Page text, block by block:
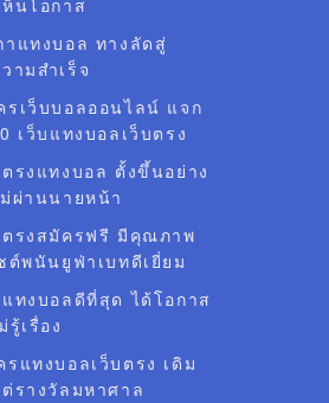
นโอกาส
าแทงบอล ทางลัดสู่
ามสำเร็จ
รเว็บบอลออนไลน์ แจก
เว็บแทงบอลเว็บตรง
ตรงแทงบอล ตั้งขึ้นอย่าง
ผ่านนายหน้า
ตรงสมัครฟรี มีคุณภาพ
ต์พนันยูฟ่าเบทดีเยี่ยม
แทงบอลดีที่สุด ได้โอกาส
รู้เรื่อง
รแทงบอลเว็บตรง เดิม
รางวัลมหาศาล